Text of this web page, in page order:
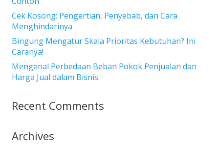
Cek Kosong: Pengertian, Penyebab, dan Cara
Menghindarinya
Bingung Mengatur Skala Prioritas Kebutuhan? Ini
Caranya!
Mengenal Perbedaan Beban Pokok Penjualan dan
Harga Jual dalam Bisnis
Recent Comments
Archives